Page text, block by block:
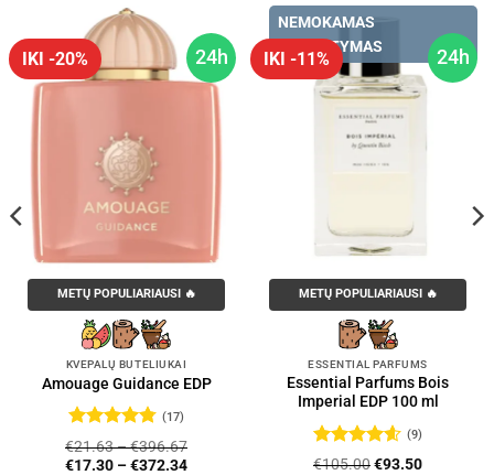
24h
IKI -20%
METŲ POPULIARIAUSI 🔥
KVEPALŲ BUTELIUKAI
Amouage Guidance EDP
Įvertinimas:
4.76iš 5
(17)
€21.63–€396.67
€17.30 –€372.34
24h
IKI -11%
NEMOKAMAS
PRISTATYMAS
METŲ POPULIARIAUSI 🔥
ESSENTIAL PARFUMS
Essential Parfums Bois
Imperial EDP 100 ml
Įvertinimas:
(9)
€105.00Original
€93.50Current